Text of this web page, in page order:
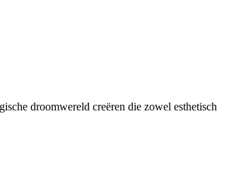
droomwereld creëren die zowel esthetisch